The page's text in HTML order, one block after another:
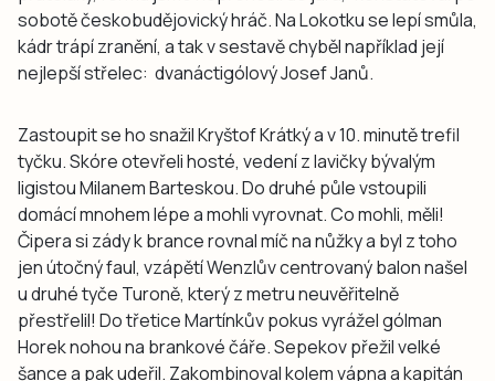
sobotě českobudějovický hráč. Na Lokotku se lepí smůla,
kádr trápí zranění, a tak v sestavě chyběl například její
nejlepší střelec: dvanáctigólový Josef Janů.
Zastoupit se ho snažil Kryštof Krátký a v 10. minutě trefil
tyčku. Skóre otevřeli hosté, vedení z lavičky bývalým
ligistou Milanem Barteskou. Do druhé půle vstoupili
domácí mnohem lépe a mohli vyrovnat. Co mohli, měli!
Čipera si zády k brance rovnal míč na nůžky a byl z toho
jen útočný faul, vzápětí Wenzlův centrovaný balon našel
u druhé tyče Turoně, který z metru neuvěřitelně
přestřelil! Do třetice Martínkův pokus vyrážel gólman
Horek nohou na brankové čáře. Sepekov přežil velké
šance a pak udeřil. Zakombinoval kolem vápna a kapitán